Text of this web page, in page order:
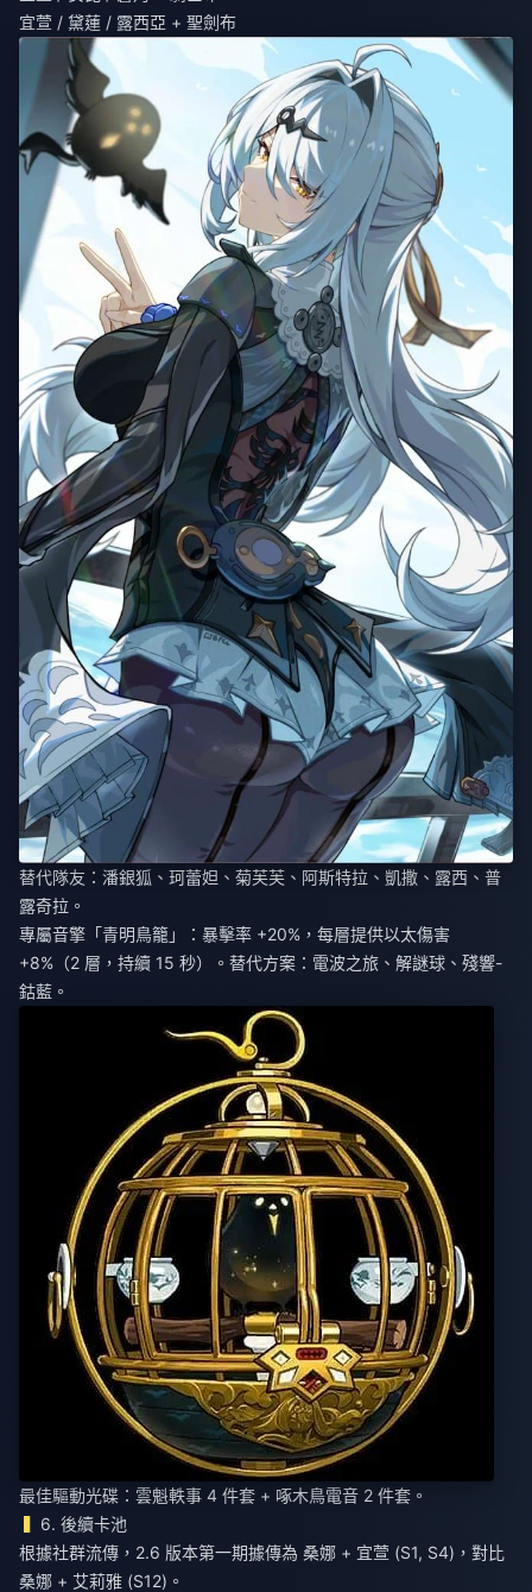
宜萱 / 黛蓮 / 露西亞 + 聖劍布
替代隊友：潘銀狐、珂蕾妲、菊芙芙、阿斯特拉、凱撒、露西、普
露奇拉。
專屬音擎「青明鳥籠」：暴擊率 +20%，每層提供以太傷害
+8%（2 層，持續 15 秒）。替代方案：電波之旅、解謎球、殘響-
鈷藍。
最佳驅動光碟：雲魁軼事 4 件套 + 啄木鳥電音 2 件套。
6. 後續卡池
根據社群流傳，2.6 版本第一期據傳為 桑娜 + 宜萱 (S1, S4)，對比
桑娜 + 艾莉雅 (S12)。